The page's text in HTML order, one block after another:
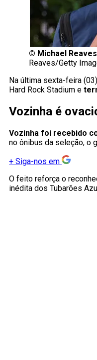
© Michael
Reaves/Getty
Na última sexta-feira
Hard Rock Stadium e
Vozinha é
Vozinha foi recebido
no ônibus da seleção, o
+ Siga-nos em
O feito reforça o
inédita dos Tubarões